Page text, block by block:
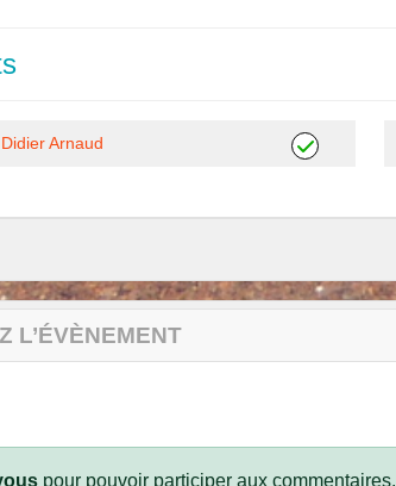
Didier Arnaud
L’ÉVÈNEMENT
pour pouvoir participer aux commentaires.